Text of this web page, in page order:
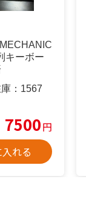
キーボー
： 1567
7500円
れる